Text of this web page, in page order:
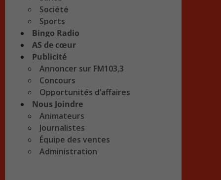
Société
Sports
Bingo Radio
AS de cœur
Publicité
Annoncer sur FM103,3
Concours
Opportunités d’affaires
Nous Joindre
Animateurs
Journalistes
Équipe des ventes
Administration